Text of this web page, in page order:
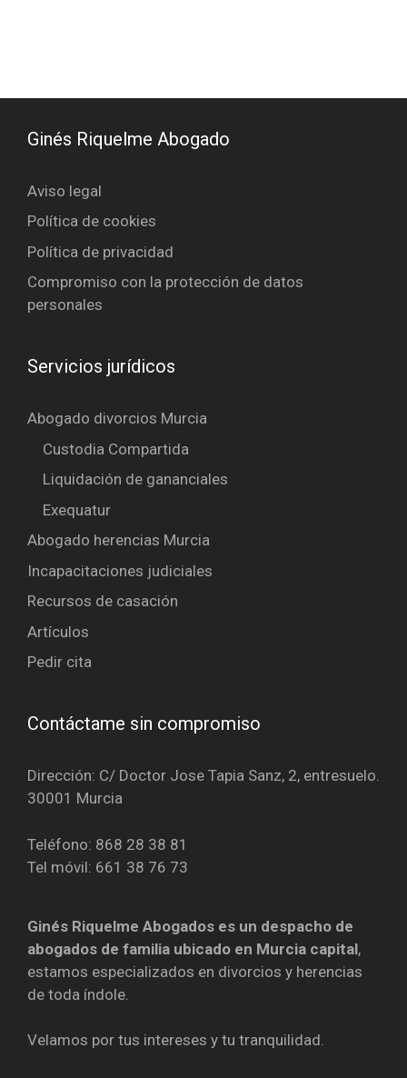
Ginés Riquelme Abogado
Aviso legal
Política de cookies
Política de privacidad
Compromiso con la protección de datos
personales
Servicios jurídicos
Abogado divorcios Murcia
Custodia Compartida
Liquidación de gananciales
Exequatur
Abogado herencias Murcia
Incapacitaciones judiciales
Recursos de casación
Artículos
Pedir cita
Contáctame sin compromiso
Dirección: C/ Doctor Jose Tapia Sanz, 2, entresuelo.
30001 Murcia
Teléfono: 868 28 38 81
Tel móvil: 661 38 76 73
Ginés Riquelme Abogados es un despacho de
abogados de familia ubicado en Murcia capital,
estamos especializados en divorcios y herencias
de toda índole.
Velamos por tus intereses y tu tranquilidad.